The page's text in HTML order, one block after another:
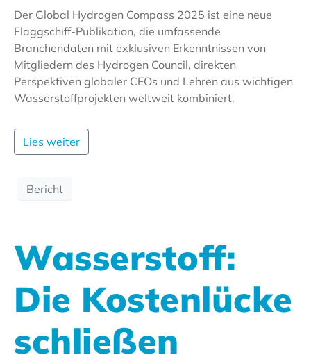
Der Global Hydrogen Compass 2025 ist eine neue
Flaggschiff-Publikation, die umfassende
Branchendaten mit exklusiven Erkenntnissen von
Mitgliedern des Hydrogen Council, direkten
Perspektiven globaler CEOs und Lehren aus wichtigen
Wasserstoffprojekten weltweit kombiniert.
Lies weiter
Bericht
Wasserstoff:
Die Kostenlücke
schließen